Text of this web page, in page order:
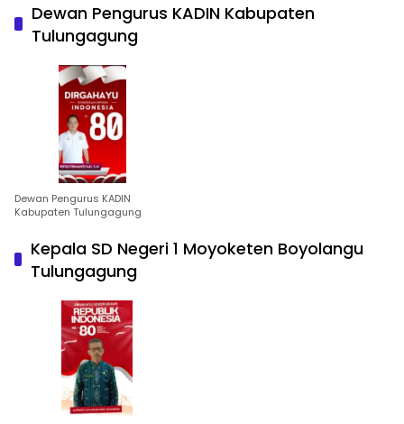
Dewan Pengurus KADIN Kabupaten
Tulungagung
Dewan Pengurus KADIN
Kabupaten Tulungagung
Kepala SD Negeri 1 Moyoketen Boyolangu
Tulungagung